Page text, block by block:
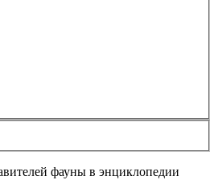
фауны в энциклопедии